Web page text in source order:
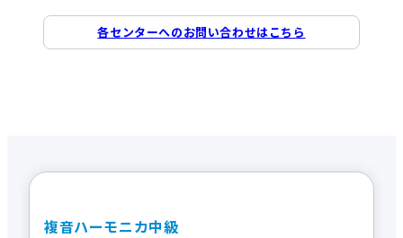
各センターへのお問い合わせはこちら
複音ハーモニカ中級